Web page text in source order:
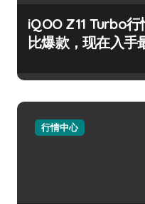
iQOO Z11 Turbo
比爆款，现在入手
行情中心